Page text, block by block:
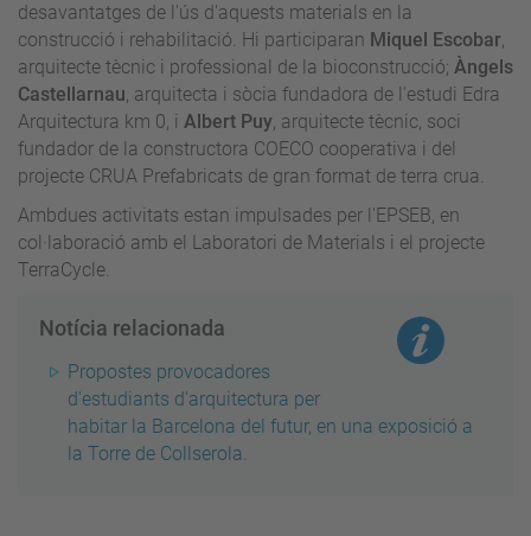
desavantatges de l'ús d'aquests materials en la
construcció i rehabilitació. Hi participaran Miquel Escobar,
arquitecte tècnic i professional de la bioconstrucció; Àngels
Castellarnau, arquitecta i sòcia fundadora de l'estudi Edra
Arquitectura km 0, i Albert Puy, arquitecte tècnic, soci
fundador de la constructora COECO cooperativa i del
projecte CRUA Prefabricats de gran format de terra crua.
Ambdues activitats estan impulsades per l'EPSEB, en
col·laboració amb el Laboratori de Materials i el projecte
TerraCycle.
Notícia relacionada
Propostes provocadores
d'estudiants d'arquitectura per
habitar la Barcelona del futur, en una exposició a
la Torre de Collserola.